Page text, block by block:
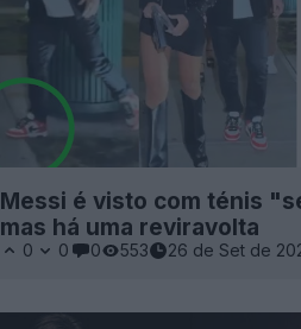
Messi é visto com ténis
mas há uma reviravolta
0 0 0 553 26 de Set de